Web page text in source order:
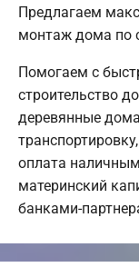
Предлагаем
монтаж дома по
Помогаем с
строительство
деревянные
оплата
материнский
банками-